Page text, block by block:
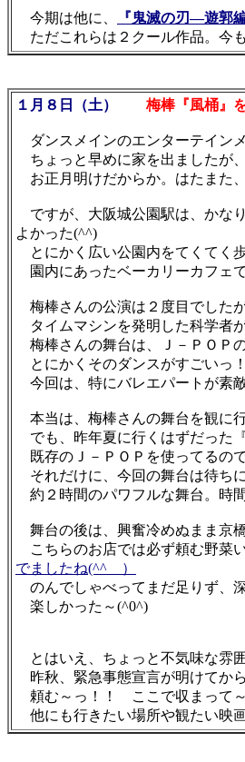
今期は他に、 『鬼滅の刃―遊郭
ただこれらは２クール作品。今
１月８日（土） 梅棒『風桶』を
ダンスメインのエンターテインメ
ちょっと早めに家を出ましたが
お正月明けだからか。はたまた
ですが、大阪城公園駅は、かな
よかった(^^)
とにかく広い公園内をてくてく
園内にあったベーカリーカフェ
梅棒さんの公演は２度目でした
タイムマシンを発明した科学者
梅棒さんの舞台は、Ｊ－ＰＯＰ
とにかくそのダンスがすごいっ！
今回は、特にバレエパートが素
本当は、梅棒さんの舞台を観に
でも、昨年夏に行くはずだった
既存のＪ－ＰＯＰを使ってるの
それだけに、今回の舞台は待ち
約２時間のパワフルな舞台。時
舞台の後は、興奮冷めぬまま京橋
こちらのお店では必ず頼む野菜
でましたね(^^ゞ）
のんでしゃべってまだ足りず、
楽しかった～(^0^)
とはいえ、ちょっと不気味な雰囲
昨秋、緊急事態宣言が明けてか
頼む～っ！！ ここで収まって～
他にも行きたい場所や観たい映